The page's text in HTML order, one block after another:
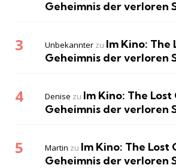
Geheimnis der verloren
Unbekannter zu Im Kino: The
Geheimnis der verloren
Denise zu Im Kino: The Lost
Geheimnis der verloren
Martin zu Im Kino: The Lost
Geheimnis der verloren